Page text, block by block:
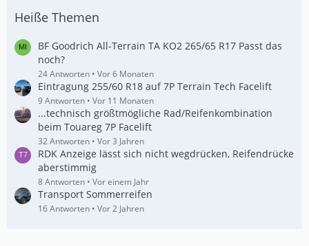
Heiße Themen
BF Goodrich All-Terrain TA KO2 265/65 R17 Passt das
noch?
24 Antworten Vor 6 Monaten
Eintragung 255/60 R18 auf 7P Terrain Tech Facelift
9 Antworten Vor 11 Monaten
...technisch größtmögliche Rad/Reifenkombination
beim Touareg 7P Facelift
32 Antworten Vor 3 Jahren
RDK Anzeige lässt sich nicht wegdrücken, Reifendrücke
aberstimmig
8 Antworten Vor einem Jahr
Transport Sommerreifen
16 Antworten Vor 2 Jahren